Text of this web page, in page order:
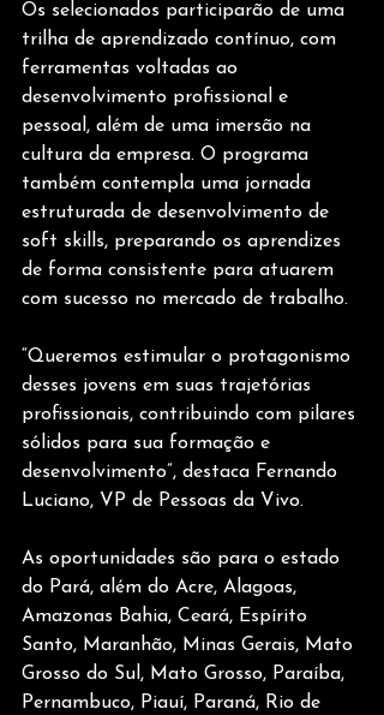
Os selecionados participarão de uma
trilha de aprendizado contínuo, com
ferramentas voltadas ao
desenvolvimento profissional e
pessoal, além de uma imersão na
cultura da empresa. O programa
também contempla uma jornada
estruturada de desenvolvimento de
soft skills, preparando os aprendizes
de forma consistente para atuarem
com sucesso no mercado de trabalho.
“Queremos estimular o protagonismo
desses jovens em suas trajetórias
profissionais, contribuindo com pilares
sólidos para sua formação e
desenvolvimento”, destaca Fernando
Luciano, VP de Pessoas da Vivo.
As oportunidades são para o estado
do Pará, além do Acre, Alagoas,
Amazonas Bahia, Ceará, Espírito
Santo, Maranhão, Minas Gerais, Mato
Grosso do Sul, Mato Grosso, Paraíba,
Pernambuco, Piauí, Paraná, Rio de